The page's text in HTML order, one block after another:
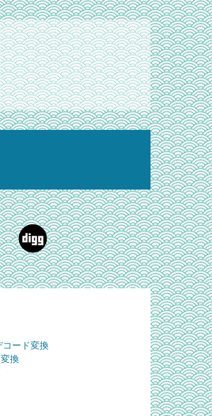
コード変換
換